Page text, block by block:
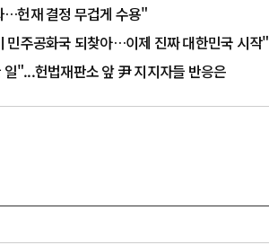
…헌재 결정 무겁게 수용"
민주공화국 되찾아…이제 진짜 대한민국 시작"
"...헌법재판소 앞 尹 지지자들 반응은